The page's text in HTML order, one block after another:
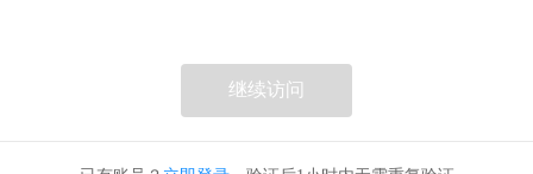
继续访问